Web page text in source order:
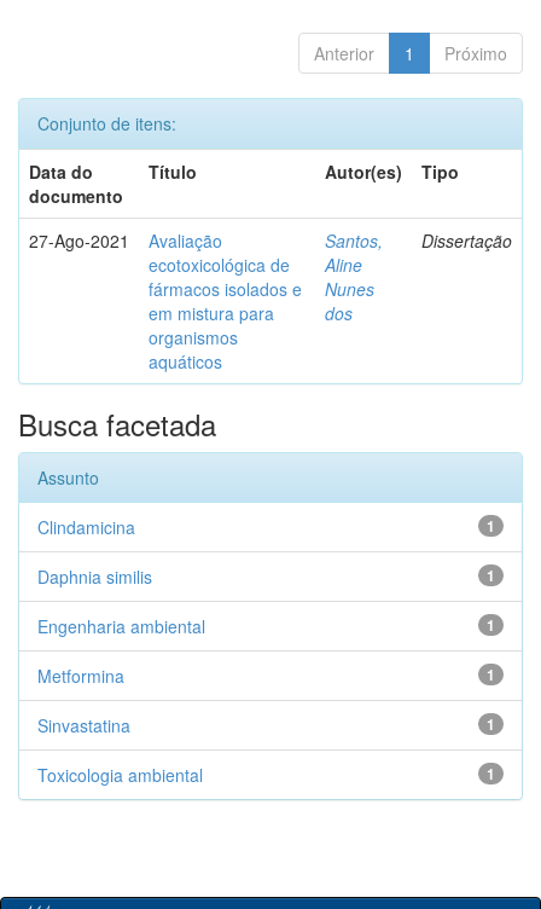
Anterior 1 Próximo
Conjunto de itens:
Data do
documento
Título Autor(es) Tipo
27-Ago-2021
Avaliação
ecotoxicológica de
fármacos isolados e
em mistura para
organismos
aquáticos
Santos,
Aline
Nunes
dos
Dissertação
Busca facetada
Assunto
1
Clindamicina
1
Daphnia similis
1
Engenharia ambiental
1
Metformina
1
Sinvastatina
1
Toxicologia ambiental